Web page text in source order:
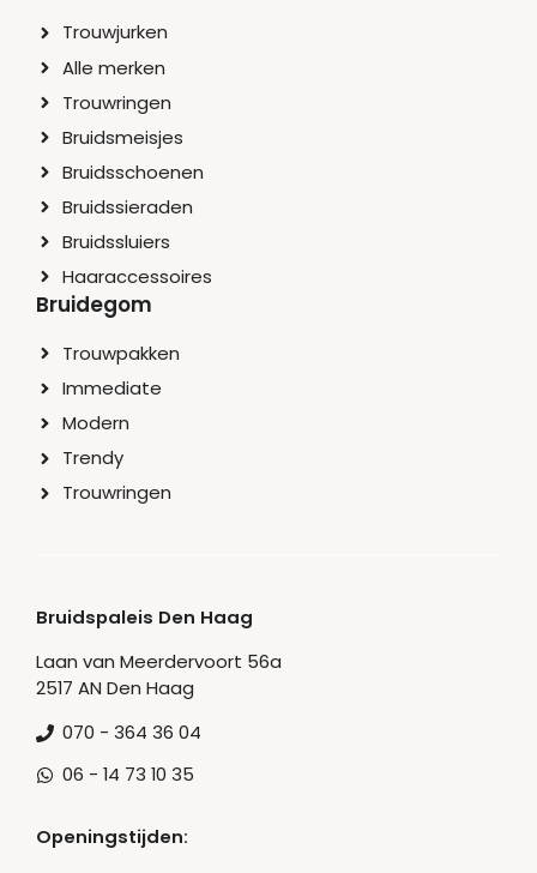
Trouwjurken
Alle merken
Trouwringen
Bruidsmeisjes
Bruidsschoenen
Bruidssieraden
Bruidssluiers
Haaraccessoires
Bruidegom
Trouwpakken
Immediate
Modern
Trendy
Trouwringen
Bruidspaleis Den Haag
Laan van Meerdervoort 56a
2517 AN Den Haag
070 - 364 36 04
06 - 14 73 10 35
Openingstijden: